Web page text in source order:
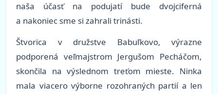
naša účasť na podujatí bude dvojciferná
a nakoniec sme si zahrali trinásti.
Štvorica v družstve Babuľkovo, výrazne
podporená veľmajstrom Jergušom Pecháčom,
skončila na výslednom treťom mieste. Ninka
mala viacero výborne rozohraných partií a len